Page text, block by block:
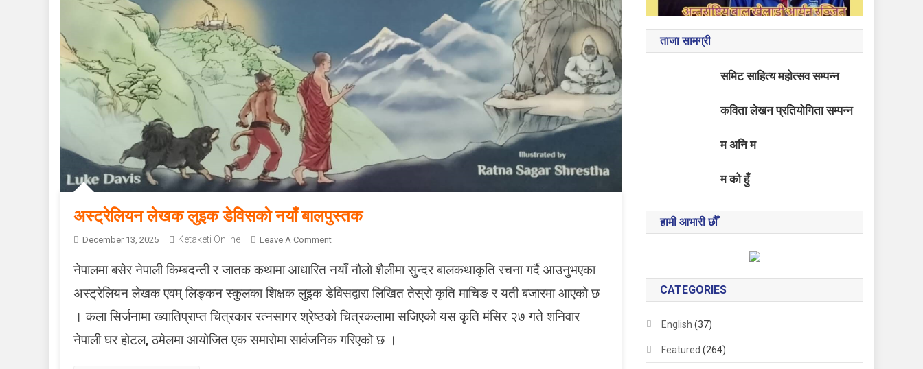
अस्ट्रेलियन लेखक लुइक डेविसकाे नयाँ बालपुस्तक
December 13, 2025 Ketaketi Online Leave A CommentO
अ
स्ट्रे
य
न
नेपालमा बसेर नेपाली किम्बदन्ती र जातक कथामा आधारित नयाँ नाैलाे शैलीमा सुन्दर बालकथाकृति रचना गर्दै आउनुभएका
अस्ट्रेलियन लेखक एवम् लिङ्कन स्कुलका शिक्षक लुइक डेविसद्वारा लिखित तेस्रो कृति माचिङ र यती बजारमा आएको छ
। कला सिर्जनामा ख्यातिप्राप्त चित्रकार रत्नसागर श्रेष्ठको चित्रकलामा सजिएको यस कृति मंसिर २७ गते शनिवार
नेपाली घर होटल, ठमेलमा आयोजित एक समारोमा सार्वजनिक गरिएको छ ।
ताजा सामग्री
समिट साहित्य महोत्सव सम्पन्न
कविता लेखन प्रतियोगिता सम्पन्न
म अनि म
म को हुँ
हामी आभारी छौँ
CATEGORIES
English (37)
Featured (264)